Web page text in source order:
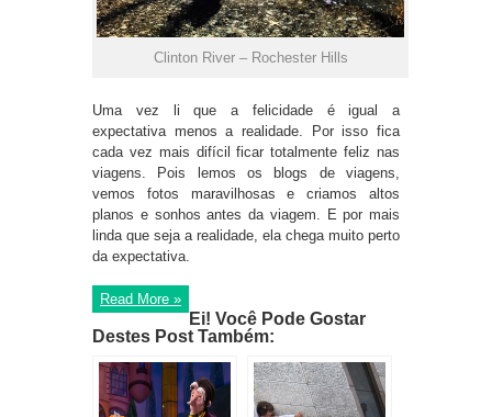
Clinton River – Rochester Hills
Uma vez li que a felicidade é igual a
expectativa menos a realidade. Por isso fica
cada vez mais difícil ficar totalmente feliz nas
viagens. Pois lemos os blogs de viagens,
vemos fotos maravilhosas e criamos altos
planos e sonhos antes da viagem. E por mais
linda que seja a realidade, ela chega muito perto
da expectativa.
Read More »
Ei! Você Pode Gostar
Destes Post Também: